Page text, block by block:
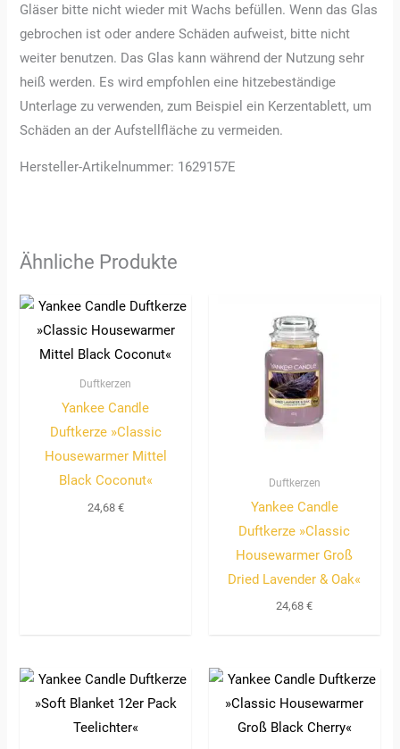
Gläser bitte nicht wieder mit Wachs befüllen. Wenn das Glas
gebrochen ist oder andere Schäden aufweist, bitte nicht
weiter benutzen. Das Glas kann während der Nutzung sehr
heiß werden. Es wird empfohlen eine hitzebeständige
Unterlage zu verwenden, zum Beispiel ein Kerzentablett, um
Schäden an der Aufstellfläche zu vermeiden.
Hersteller-Artikelnummer: 1629157E
Ähnliche Produkte
Duftkerzen
Yankee Candle
Duftkerze »Classic
Housewarmer Mittel
Black Coconut«
24,68 €
Duftkerzen
Yankee Candle
Duftkerze »Classic
Housewarmer Groß
Dried Lavender & Oak«
24,68€